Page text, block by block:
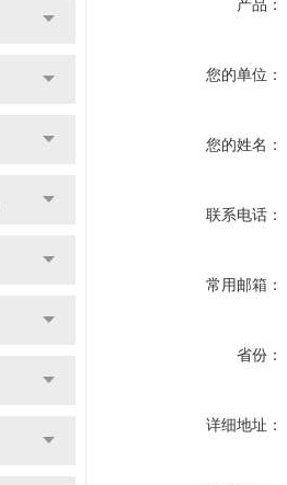
产品：
您的单位：
您的姓名：
联系电话：
常用邮箱：
省份：
详细地址：